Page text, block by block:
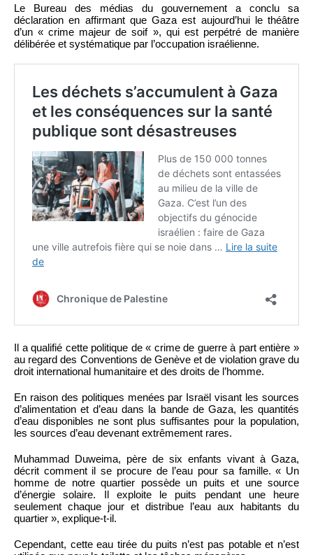
Le Bureau des médias du gouvernement a conclu sa
déclaration en affirmant que Gaza est aujourd’hui le théâtre
d’un « crime majeur de soif », qui est perpétré de manière
délibérée et systématique par l’occupation israélienne.
Il a qualifié cette politique de « crime de guerre à part entière »
au regard des Conventions de Genève et de violation grave du
droit international humanitaire et des droits de l’homme.
En raison des politiques menées par Israël visant les sources
d’alimentation et d’eau dans la bande de Gaza, les quantités
d’eau disponibles ne sont plus suffisantes pour la population,
les sources d’eau devenant extrêmement rares.
Muhammad Duweima, père de six enfants vivant à Gaza,
décrit comment il se procure de l’eau pour sa famille. « Un
homme de notre quartier possède un puits et une source
d’énergie solaire. Il exploite le puits pendant une heure
seulement chaque jour et distribue l’eau aux habitants du
quartier », explique-t-il.
Cependant, cette eau tirée du puits n’est pas potable et n’est